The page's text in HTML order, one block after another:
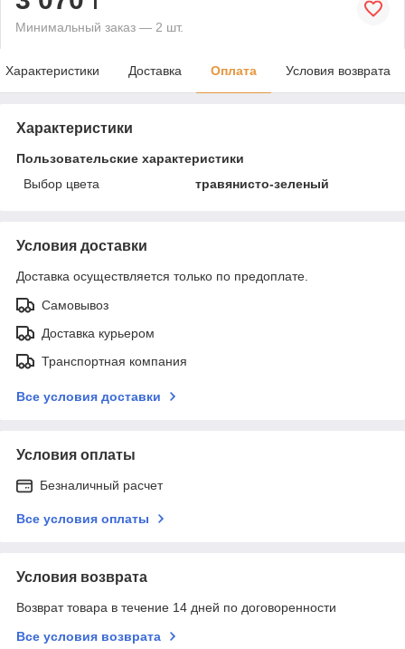
Минимальный заказ — 2 шт.
Характеристики Доставка Оплата Условия возврата
Характеристики
Пользовательские характеристики
Выбор цвета
травянисто-зеленый
Условия доставки
Доставка осуществляется только по предоплате.
Самовывоз
Доставка курьером
Транспортная компания
Все условия доставки
Условия оплаты
Безналичный расчет
Все условия оплаты
Условия возврата
Возврат товара в течение 14 дней по договоренности
Все условия возврата